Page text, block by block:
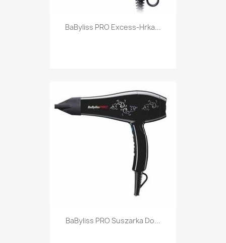
BaByliss PRO Excess-Hrka...
BaByliss PRO Suszarka Do...